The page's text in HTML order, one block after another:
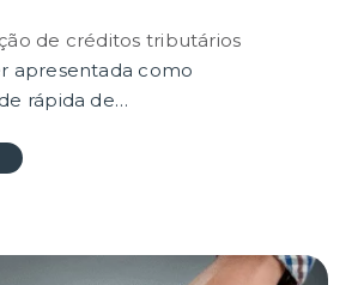
de créditos tributários
apresentada como
rápida de…